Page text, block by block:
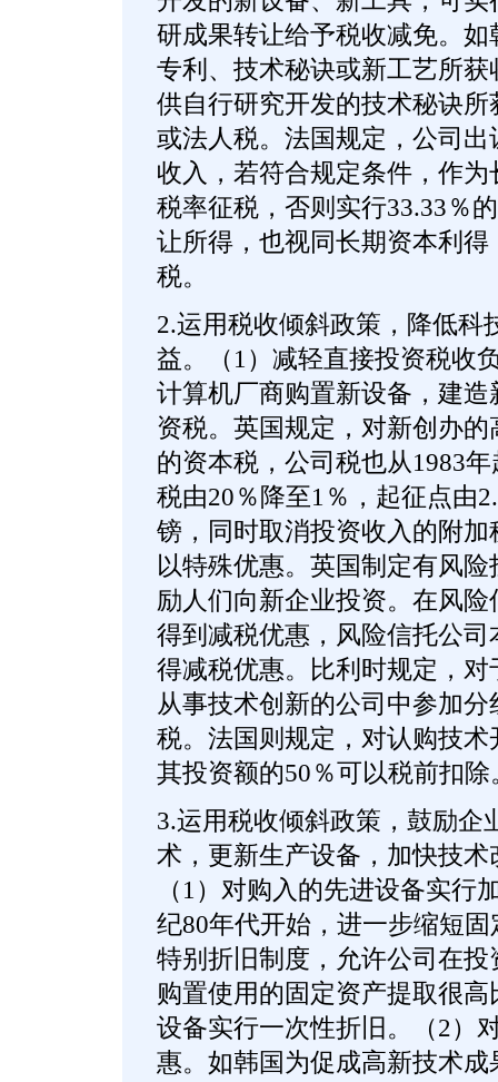
研成果转让给予税收减免。
专利、技术秘诀或新工艺所
供自行研究开发的技术秘诀
或法人税。法国规定，公司
收入，若符合规定条件，作
税率征税，否则实行33.33％
让所得，也视同长期资本利得
税。
2.运用税收倾斜政策，降低科
益。（1）减轻直接投资税收
计算机厂商购置新设备，建
资税。英国规定，对新创办
的资本税，公司税也从1983
税由20％降至1％，起征点由
镑，同时取消投资收入的附
以特殊优惠。英国制定有风
励人们向新企业投资。在风
得到减税优惠，风险信托公
得减税优惠。比利时规定，
从事技术创新的公司中参加
税。法国则规定，对认购技
其投资额的50％可以税前扣除
3.运用税收倾斜政策，鼓励企
术，更新生产设备，加快技
（1）对购入的先进设备实行
纪80年代开始，进一步缩短
特别折旧制度，允许公司在
购置使用的固定资产提取很
设备实行一次性折旧。（2）
惠。如韩国为促成高新技术